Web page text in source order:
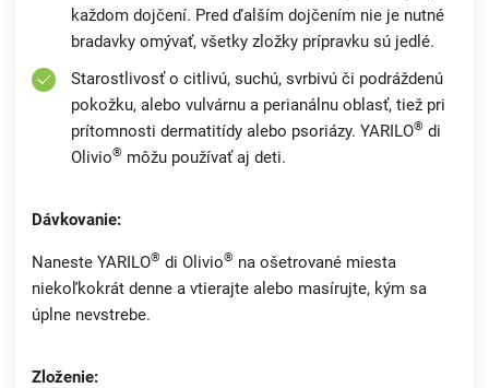
každom dojčení. Pred ďalším dojčením nie je nutné
bradavky omývať, všetky zložky prípravku sú jedlé.
Starostlivosť o citlivú, suchú, svrbivú či podráždenú
pokožku, alebo vulvárnu a perianálnu oblasť, tiež pri
prítomnosti dermatitídy alebo psoriázy. YARILO® di
Olivio® môžu používať aj deti.
Dávkovanie:
Naneste YARILO® di Olivio® na ošetrované miesta
niekoľkokrát denne a vtierajte alebo masírujte, kým sa
úplne nevstrebe.
Zloženie: